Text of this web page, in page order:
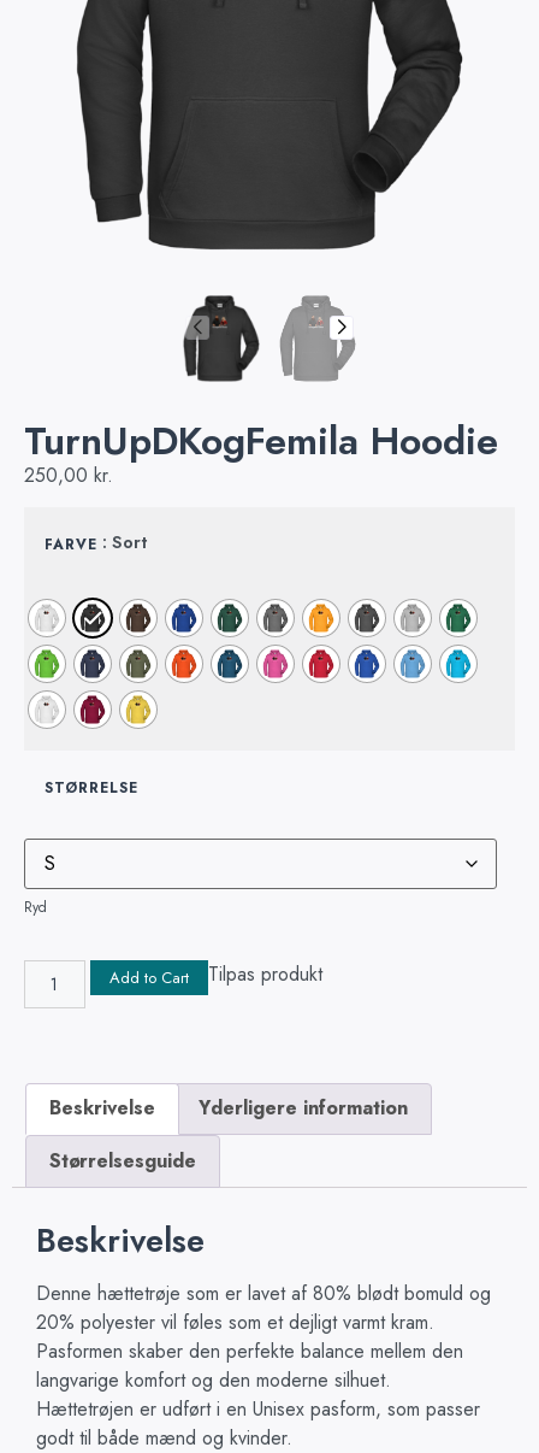
TurnUpDKogFemila Hoodie
250,00 kr.
FARVE : Sort
STØRRELSE
Ryd
Add to Cart Tilpas produkt
Beskrivelse
Yderligere information
Størrelsesguide
Beskrivelse
Denne hættetrøje som er lavet af 80% blødt bomuld og
20% polyester vil føles som et dejligt varmt kram.
Pasformen skaber den perfekte balance mellem den
langvarige komfort og den moderne silhuet.
Hættetrøjen er udført i en Unisex pasform, som passer
godt til både mænd og kvinder.